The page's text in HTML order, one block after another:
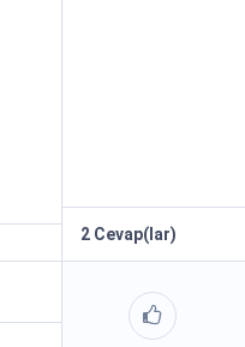
2 Cevap(lar)